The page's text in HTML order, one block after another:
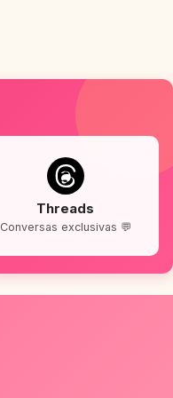
Threads
Conversas exclusivas 💬